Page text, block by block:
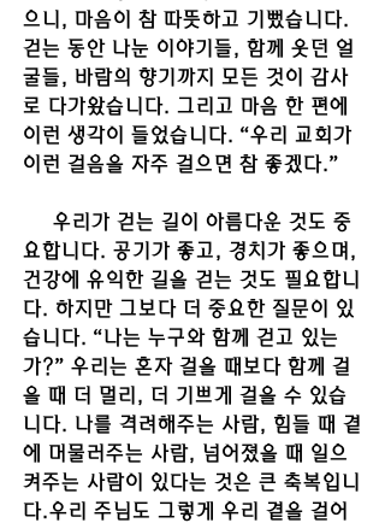
으니, 마음이 참 따뜻하고 기뻤습니다.
걷는 동안 나눈 이야기들, 함께 웃던 얼
굴들, 바람의 향기까지 모든 것이 감사
로 다가왔습니다. 그리고 마음 한 편에
이런 생각이 들었습니다. “우리 교회가
이런 걸음을 자주 걸으면 참 좋겠다.”
우리가 걷는 길이 아름다운 것도 중
요합니다. 공기가 좋고, 경치가 좋으며,
건강에 유익한 길을 걷는 것도 필요합니
다. 하지만 그보다 더 중요한 질문이 있
습니다. “나는 누구와 함께 걷고 있는
가?” 우리는 혼자 걸을 때보다 함께 걸
을 때 더 멀리, 더 기쁘게 걸을 수 있습
니다. 나를 격려해주는 사람, 힘들 때 곁
에 머물러주는 사람, 넘어졌을 때 일으
켜주는 사람이 있다는 것은 큰 축복입니
다.우리 주님도 그렇게 우리 곁을 걸어